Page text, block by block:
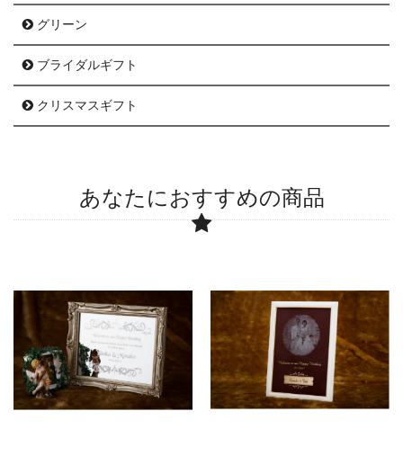
グリーン
ブライダルギフト
クリスマスギフト
あなたにおすすめの商品